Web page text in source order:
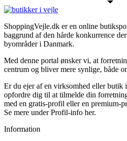
ShoppingVejle.dk er en online
baggrund af den hårde konkurrence
byområder i Danmark.
Med denne portal ønsker vi, at
centrum og bliver mere synlige, både
Er du ejer af en virksomhed eller butik
opfordre dig til at tilmelde din
med en gratis-profil eller en premium-
Se mere under Profil-info her.
Information